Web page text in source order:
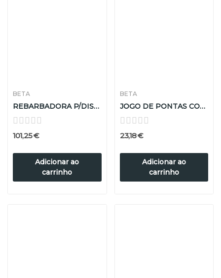
BETA
REBARBADORA P/DISCOS 1956 230-2400W
101,25 €
Adicionar ao
carrinho
BETA
JOGO DE PONTAS COM IMAN
23,18 €
Adicionar ao
carrinho